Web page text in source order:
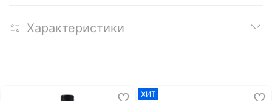
Характеристики
ХИТ